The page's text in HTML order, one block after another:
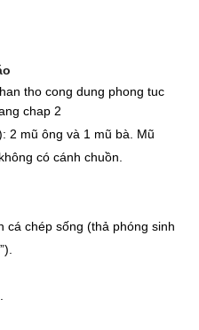
2 mũ ông và 1 mũ bà. Mũ
có cánh chuồn.
cá chép sống (thả phóng sinh